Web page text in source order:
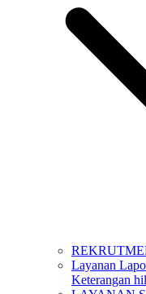
Layanan
Keterangan